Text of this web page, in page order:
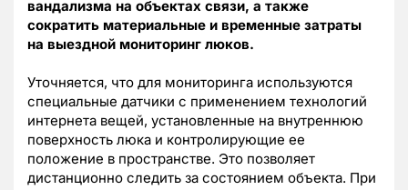
вандализма на объектах связи, а также
сократить материальные и временные затраты
на выездной мониторинг люков.
Уточняется, что для мониторинга используются
специальные датчики c применением технологий
интернета вещей, установленные на внутреннюю
поверхность люка и контролирующие ее
положение в пространстве. Это позволяет
дистанционно следить за состоянием объекта. При